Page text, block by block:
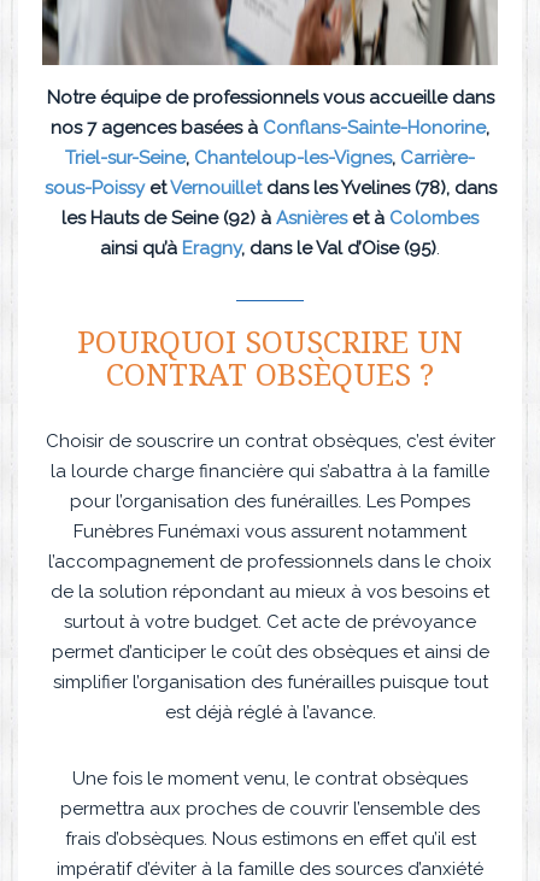
Notre équipe de professionnels vous accueille dans
nos 7 agences basées à Conflans-Sainte-Honorine,
Triel-sur-Seine, Chanteloup-les-Vignes, Carrière-
sous-PoissyetVernouilletdans les Yvelines (78), dans
les Hauts de Seine (92) à Asnièreset à Colombes
ainsi qu’à Eragny, dans le Val d’Oise (95).
POURQUOI SOUSCRIRE UN
CONTRAT OBSÈQUES ?
Choisir de souscrire un contrat obsèques, c’est éviter
la lourde charge financière qui s’abattra à la famille
pour l’organisation des funérailles. Les Pompes
Funèbres Funémaxi vous assurent notamment
l’accompagnement de professionnels dans le choix
de la solution répondant au mieux à vos besoins et
surtout à votre budget. Cet acte de prévoyance
permet d’anticiper le coût des obsèques et ainsi de
simplifier l’organisation des funérailles puisque tout
est déjà réglé à l’avance.
Une fois le moment venu, le contrat obsèques
permettra aux proches de couvrir l’ensemble des
frais d’obsèques. Nous estimons en effet qu’il est
impératif d’éviter à la famille des sources d’anxiété